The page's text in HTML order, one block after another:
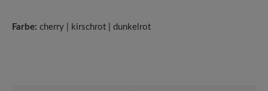
Farbe: cherry | kirschrot | dunkelrot